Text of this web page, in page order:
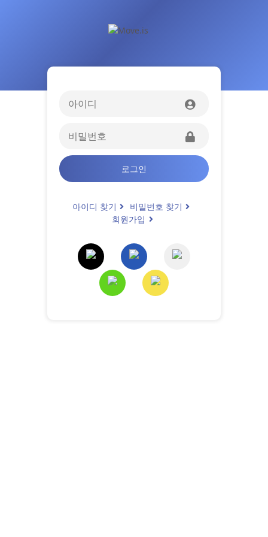
로그인
아이디 찾기
비밀번호 찾기
회원가입